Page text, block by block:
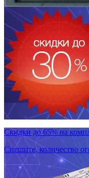
Скидки до 65% на
Спешите, количество